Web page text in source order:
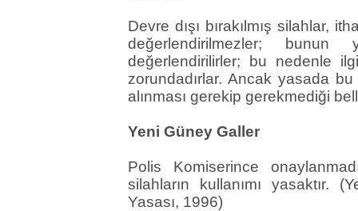
Devre dışı bırakılmış silahlar,
değerlendirilmezler;
değerlendirilirler; bu nedenle
zorundadırlar. Ancak yasada
alınması gerekip gerekmediği
Yeni Güney Galler
Polis Komiserince
silahların kullanımı yasaktır.
Yasası, 1996)